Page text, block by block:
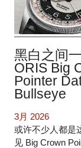
黑白之间
ORIS Big
Pointer
Bullseye
3月 2026
或许不少人都是
见 Big Crown